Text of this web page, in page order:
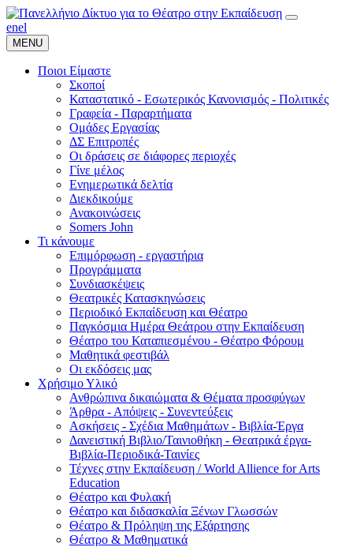
enel
MENU
Ποιοι Είμαστε
Σκοποί
Καταστατικό - Εσωτερικός Κανονισμός - Πολιτικές
Γραφεία - Παραρτήματα
Ομάδες Εργασίας
ΔΣ Επιτροπές
Οι δράσεις σε διάφορες περιοχές
Γίνε μέλος
Ενημερωτικά δελτία
Διεκδικούμε
Ανακοινώσεις
Somers John
Τι κάνουμε
Επιμόρφωση - εργαστήρια
Προγράμματα
Συνδιασκέψεις
Θεατρικές Κατασκηνώσεις
Περιοδικό Εκπαίδευση και Θέατρο
Παγκόσμια Ημέρα Θεάτρου στην Εκπαίδευση
Θέατρο του Καταπιεσμένου - Θέατρο Φόρουμ
Μαθητικά φεστιβάλ
Οι εκδόσεις μας
Χρήσιμο Υλικό
Ανθρώπινα δικαιώματα & Θέματα προσφύγων
Άρθρα - Απόψεις - Συνεντεύξεις
Ασκήσεις - Σχέδια Μαθημάτων - Βιβλία-Έργα
Δανειστική Βιβλιο/Ταινιοθήκη - Θεατρικά έργα-
Βιβλία-Περιοδικά-Ταινίες
Τέχνες στην Εκπαίδευση / World Allience for Arts
Education
Θέατρο και Φυλακή
Θέατρο και διδασκαλία Ξένων Γλωσσών
Θέατρο & Πρόληψη της Εξάρτησης
Θέατρο & Μαθηματικά